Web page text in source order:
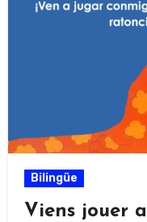
Bilingüe
Viens jouer